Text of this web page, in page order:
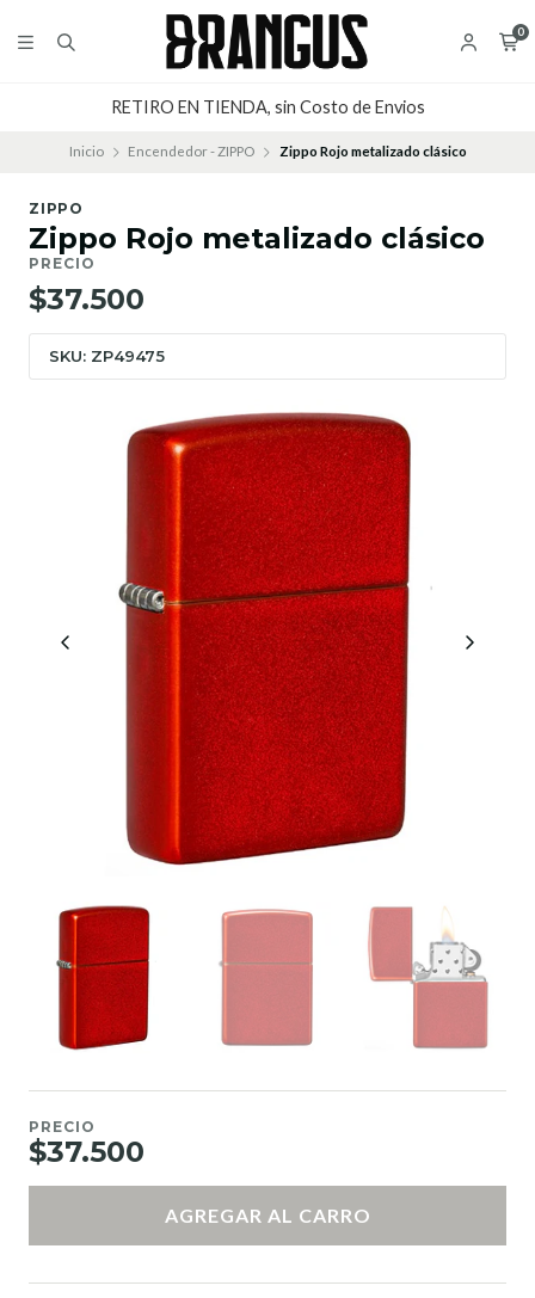
0
RETIRO EN TIENDA, sin Costo de Envios
Inicio Encendedor - ZIPPO Zippo Rojo metalizado clásico
ZIPPO
Zippo Rojo metalizado clásico
PRECIO
$37.500
SKU: ZP49475
PRECIO
$37.500
AGREGAR AL CARRO